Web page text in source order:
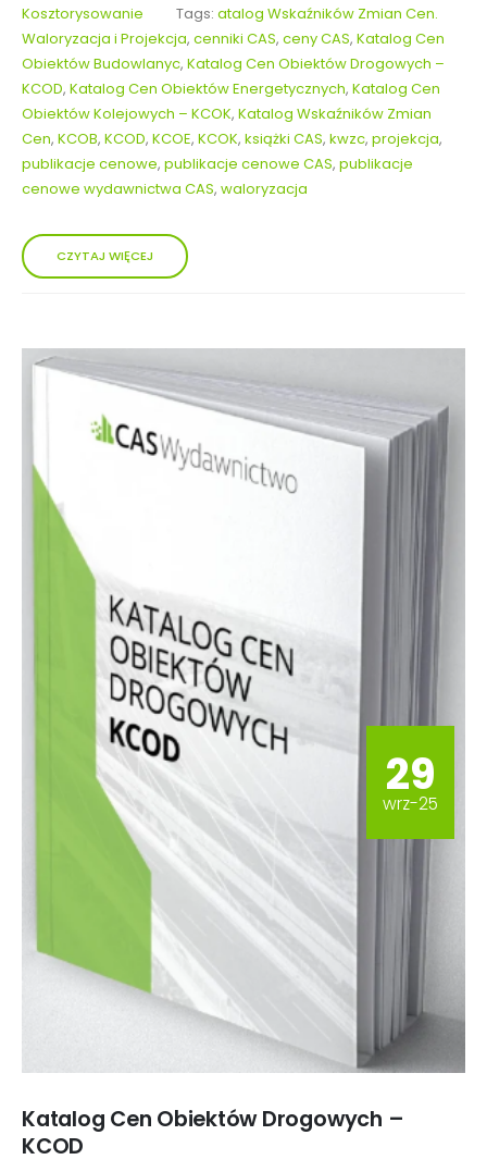
Kosztorysowanie
Tags: atalog Wskaźników Zmian Cen.
Waloryzacja i Projekcja, cenniki CAS, ceny CAS, Katalog Cen
Obiektów Budowlanyc, Katalog Cen Obiektów Drogowych –
KCOD, Katalog Cen Obiektów Energetycznych, Katalog Cen
Obiektów Kolejowych – KCOK, Katalog Wskaźników Zmian
Cen, KCOB, KCOD, KCOE, KCOK, książki CAS, kwzc, projekcja,
publikacje cenowe, publikacje cenowe CAS, publikacje
cenowe wydawnictwa CAS, waloryzacja
CZYTAJ WIĘCEJ
29
wrz-25
Katalog Cen Obiektów Drogowych –
KCOD